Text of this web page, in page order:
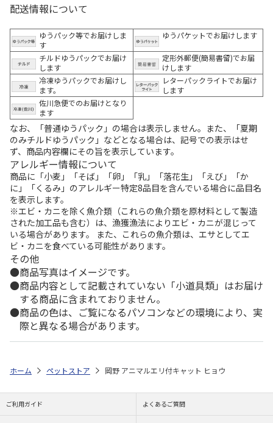
配送情報について
ゆうパック等でお届けしま
す
ゆうパケットでお届けします
チルドゆうパックでお届け
します
定形外郵便(簡易書留)でお届
けします
冷凍ゆうパックでお届けし
ます。
レターパックライトでお届け
します
佐川急便でのお届けとなり
ます
なお、「普通ゆうパック」の場合は表示しません。また、「夏期
のみチルドゆうパック」などとなる場合は、記号での表示はせ
ず、商品内容欄にその旨を表示しています。
アレルギー情報について
商品に「小麦」「そば」「卵」「乳」「落花生」「えび」「か
に」「くるみ」のアレルギー特定8品目を含んでいる場合に品目名
を表示します。
※エビ・カニを除く魚介類（これらの魚介類を原材料として製造
された加工品も含む）は、漁獲漁法によりエビ・カニが混じって
いる場合があります。 また、これらの魚介類は、エサとしてエ
ビ・カニを食べている可能性があります。
その他
商品写真はイメージです。
商品内容として記載されていない「小道具類」はお届け
する商品に含まれておりません。
商品の色は、ご覧になるパソコンなどの環境により、実
際と異なる場合があります。
ホーム ペットストア 岡野 アニマルエリ付キャット ヒョウ
ご利用ガイド よくあるご質問